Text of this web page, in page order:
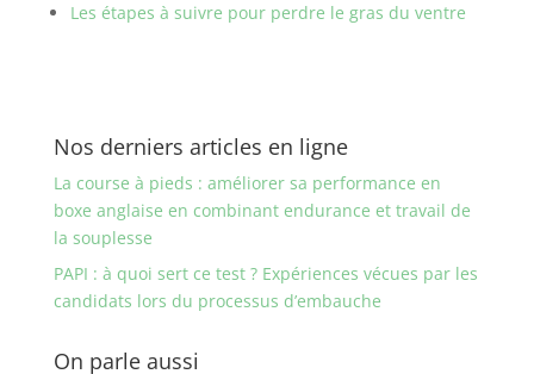
Les étapes à suivre pour perdre le gras du ventre
Nos derniers articles en ligne
La course à pieds : améliorer sa performance en
boxe anglaise en combinant endurance et travail de
la souplesse
PAPI : à quoi sert ce test ? Expériences vécues par les
candidats lors du processus d’embauche
On parle aussi